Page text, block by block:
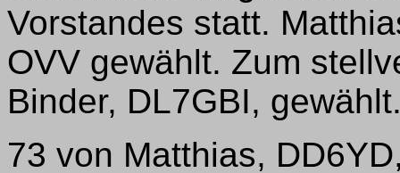
Vorstandes statt.
OVV gewählt. Zum
Binder, DL7GBI,
73 von Matthias,